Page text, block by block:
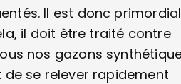
Il est donc primordial
il doit être traité contre
nos gazons
se relever rapidement